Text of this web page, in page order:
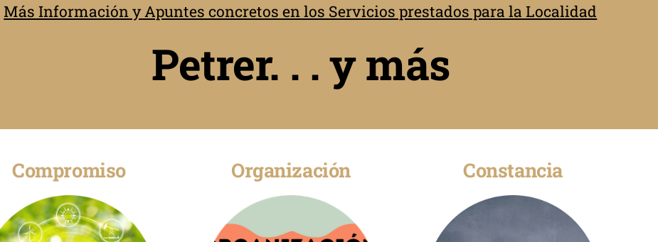
Más Información y Apuntes concretos en los Servicios prestados para la Localidad
Petrer. . . y más
Compromiso Organización Constancia